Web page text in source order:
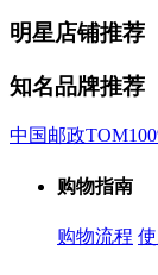
明星店铺推荐
知名品牌推荐
中国邮政TOM
购物指南
购物流程